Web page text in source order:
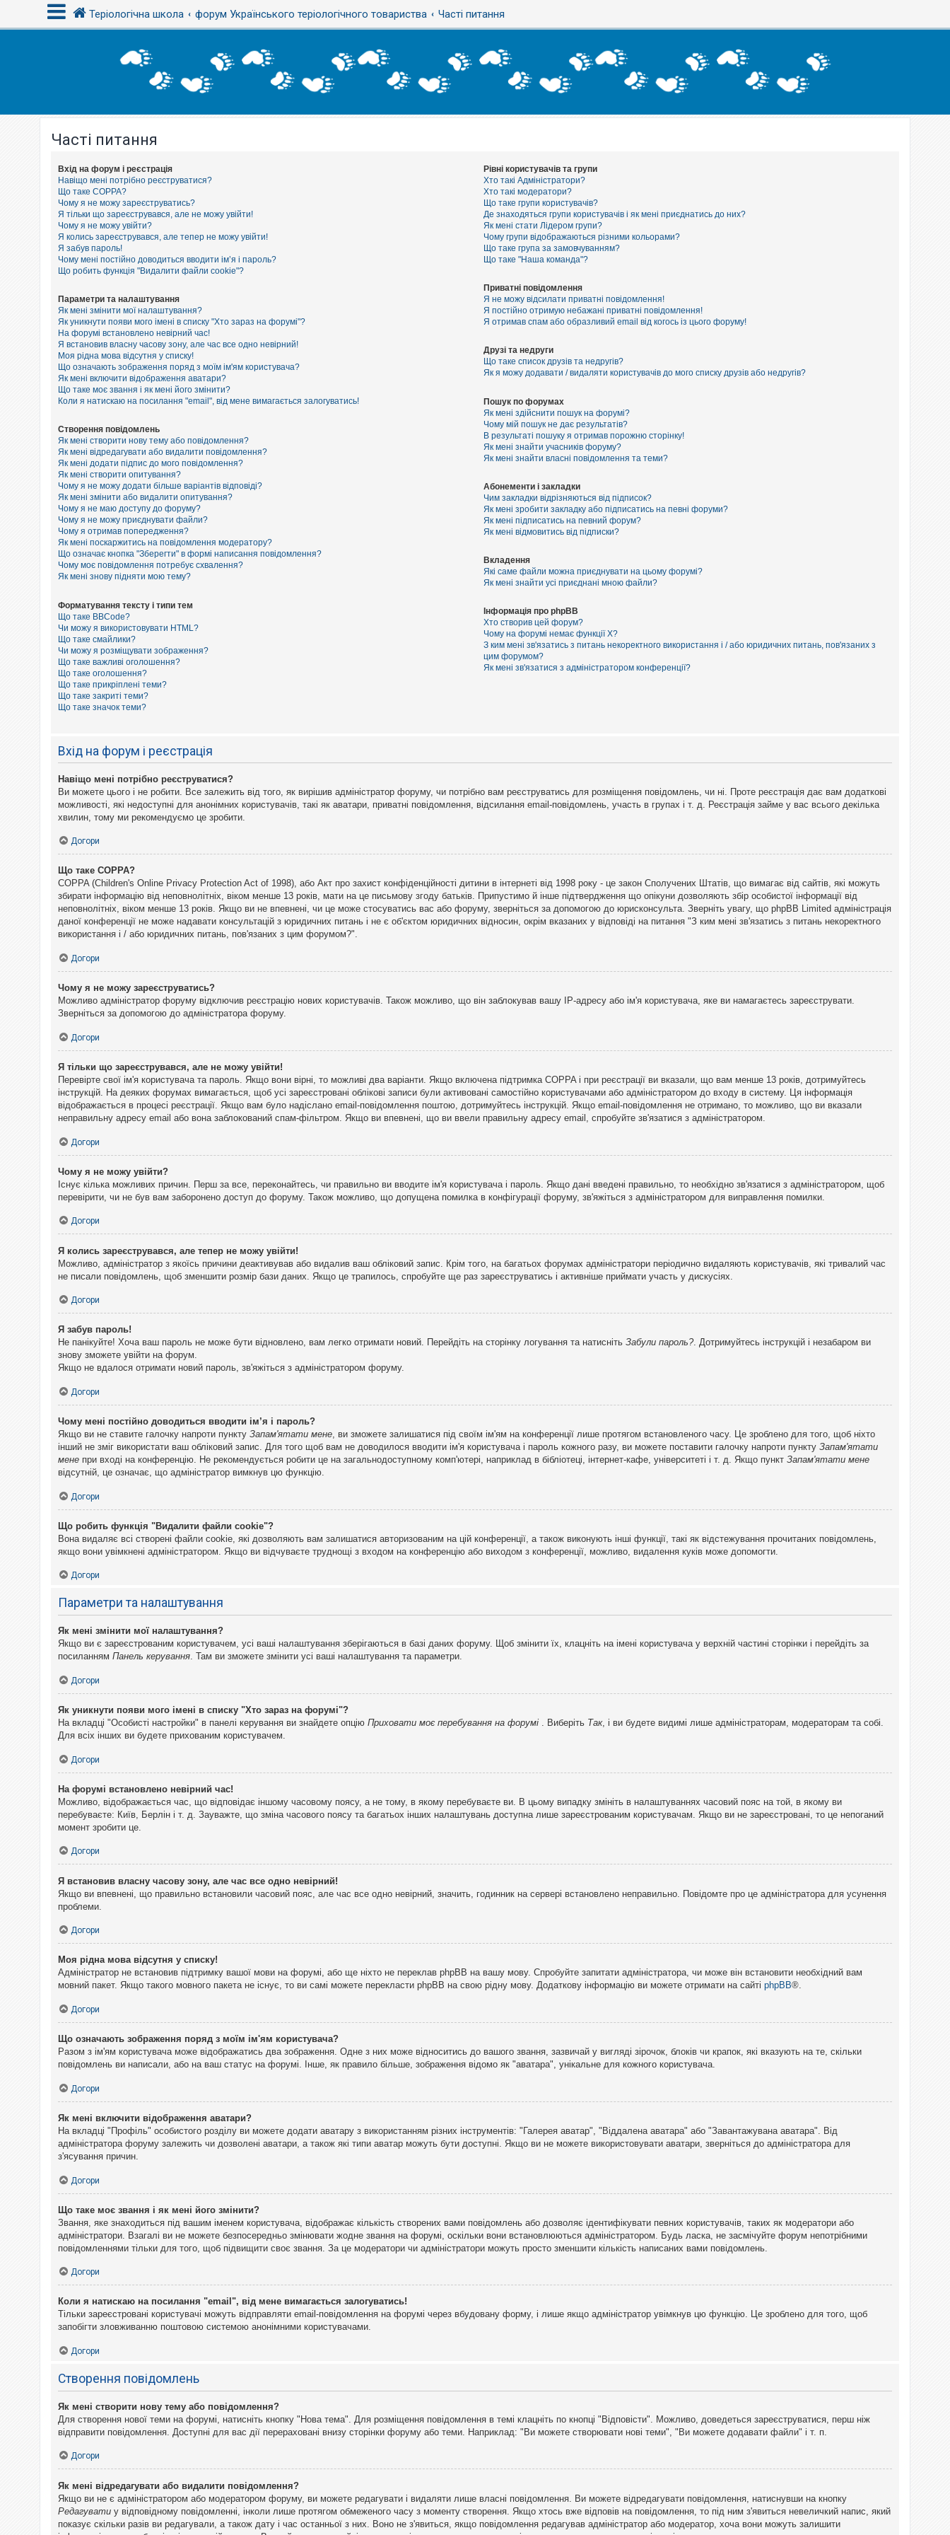
Теріологічна школа форум Українського теріологічного товариства Часті питання
Часті питання
Вхід на форум і реєстрація
Навіщо мені потрібно реєструватися?
Що таке COPPA?
Чому я не можу зареєструватись?
Я тільки що зареєструвався, але не можу увійти!
Чому я не можу увійти?
Я колись зареєструвався, але тепер не можу увійти!
Я забув пароль!
Чому мені постійно доводиться вводити ім’я і пароль?
Що робить функція "Видалити файли cookie"?
Параметри та налаштування
Як мені змінити мої налаштування?
Як уникнути появи мого імені в списку "Хто зараз на форумі"?
На форумі встановлено невірний час!
Я встановив власну часову зону, але час все одно невірний!
Моя рідна мова відсутня у списку!
Що означають зображення поряд з моїм ім'ям користувача?
Як мені включити відображення аватари?
Що таке моє звання і як мені його змінити?
Коли я натискаю на посилання "email", від мене вимагається залогуватись!
Створення повідомлень
Як мені створити нову тему або повідомлення?
Як мені відредагувати або видалити повідомлення?
Як мені додати підпис до мого повідомлення?
Як мені створити опитування?
Чому я не можу додати більше варіантів відповіді?
Як мені змінити або видалити опитування?
Чому я не маю доступу до форуму?
Чому я не можу приєднувати файли?
Чому я отримав попередження?
Як мені поскаржитись на повідомлення модератору?
Що означає кнопка "Зберегти" в формі написання повідомлення?
Чому моє повідомлення потребує схвалення?
Як мені знову підняти мою тему?
Форматування тексту і типи тем
Що таке BBCode?
Чи можу я використовувати HTML?
Що таке смайлики?
Чи можу я розміщувати зображення?
Що таке важливі оголошення?
Що таке оголошення?
Що таке прикріплені теми?
Що таке закриті теми?
Що таке значок теми?
Рівні користувачів та групи
Хто такі Адміністратори?
Хто такі модератори?
Що таке групи користувачів?
Де знаходяться групи користувачів і як мені приєднатись до них?
Як мені стати Лідером групи?
Чому групи відображаються різними кольорами?
Що таке група за замовчуванням?
Що таке "Наша команда"?
Приватні повідомлення
Я не можу відсилати приватні повідомлення!
Я постійно отримую небажані приватні повідомлення!
Я отримав спам або образливий email від когось із цього форуму!
Друзі та недруги
Що таке список друзів та недругів?
Як я можу додавати / видаляти користувачів до мого списку друзів або недругів?
Пошук по форумах
Як мені здійснити пошук на форумі?
Чому мій пошук не дає результатів?
В результаті пошуку я отримав порожню сторінку!
Як мені знайти учасників форуму?
Як мені знайти власні повідомлення та теми?
Абонементи і закладки
Чим закладки відрізняються від підписок?
Як мені зробити закладку або підписатись на певні форуми?
Як мені підписатись на певний форум?
Як мені відмовитись від підписки?
Вкладення
Які саме файли можна приєднувати на цьому форумі?
Як мені знайти усі приєднані мною файли?
Інформація про phpBB
Хто створив цей форум?
Чому на форумі немає функції X?
З ким мені зв'язатись з питань некоректного використання і / або юридичних питань, пов'язаних з
цим форумом?
Як мені зв'язатися з адміністратором конференції?
Вхід на форум і реєстрація
Навіщо мені потрібно реєструватися?
Ви можете цього і не робити. Все залежить від того, як вирішив адміністратор форуму, чи потрібно вам реєструватись для розміщення повідомлень, чи ні. Проте реєстрація дає вам додаткові
можливості, які недоступні для анонімних користувачів, такі як аватари, приватні повідомлення, відсилання email-повідомлень, участь в групах і т. д. Реєстрація займе у вас всього декілька
хвилин, тому ми рекомендуємо це зробити.
Догори
Що таке COPPA?
COPPA (Children's Online Privacy Protection Act of 1998), або Акт про захист конфіденційності дитини в інтернеті від 1998 року - це закон Сполучених Штатів, що вимагає від сайтів, які можуть
збирати інформацію від неповнолітніх, віком менше 13 років, мати на це письмову згоду батьків. Припустимо й інше підтвердження що опікуни дозволяють збір особистої інформації від
неповнолітніх, віком менше 13 років. Якщо ви не впевнені, чи це може стосуватись вас або форуму, зверніться за допомогою до юрисконсульта. Зверніть увагу, що phpBB Limited адміністрація
даної конференції не може надавати консультацій з юридичних питань і не є об'єктом юридичних відносин, окрім вказаних у відповіді на питання "З ким мені зв'язатись з питань некоректного
використання і / або юридичних питань, пов'язаних з цим форумом?".
Догори
Чому я не можу зареєструватись?
Можливо адміністратор форуму відключив реєстрацію нових користувачів. Також можливо, що він заблокував вашу IP-адресу або ім'я користувача, яке ви намагаєтесь зареєструвати.
Зверніться за допомогою до адміністратора форуму.
Догори
Я тільки що зареєструвався, але не можу увійти!
Перевірте свої ім'я користувача та пароль. Якщо вони вірні, то можливі два варіанти. Якщо включена підтримка COPPA і при реєстрації ви вказали, що вам менше 13 років, дотримуйтесь
інструкцій. На деяких форумах вимагається, щоб усі зареєстровані облікові записи були активовані самостійно користувачами або адміністратором до входу в систему. Ця інформація
відображається в процесі реєстрації. Якщо вам було надіслано email-повідомлення поштою, дотримуйтесь інструкцій. Якщо email-повідомлення не отримано, то можливо, що ви вказали
неправильну адресу email або вона заблокований спам-фільтром. Якщо ви впевнені, що ви ввели правильну адресу email, спробуйте зв'язатися з адміністратором.
Догори
Чому я не можу увійти?
Існує кілька можливих причин. Перш за все, переконайтесь, чи правильно ви вводите ім'я користувача і пароль. Якщо дані введені правильно, то необхідно зв'язатися з адміністратором, щоб
перевірити, чи не був вам заборонено доступ до форуму. Також можливо, що допущена помилка в конфігурації форуму, зв'яжіться з адміністратором для виправлення помилки.
Догори
Я колись зареєструвався, але тепер не можу увійти!
Можливо, адміністратор з якоїсь причини деактивував або видалив ваш обліковий запис. Крім того, на багатьох форумах адміністратори періодично видаляють користувачів, які тривалий час
не писали повідомлень, щоб зменшити розмір бази даних. Якщо це трапилось, спробуйте ще раз зареєструватись і активніше приймати участь у дискусіях.
Догори
Я забув пароль!
Не панікуйте! Хоча ваш пароль не може бути відновлено, вам легко отримати новий. Перейдіть на сторінку логування та натисніть Забули пароль?. Дотримуйтесь інструкцій і незабаром ви
знову зможете увійти на форум.
Якщо не вдалося отримати новий пароль, зв'яжіться з адміністратором форуму.
Догори
Чому мені постійно доводиться вводити ім’я і пароль?
Якщо ви не ставите галочку напроти пункту Запам'ятати мене, ви зможете залишатися під своїм ім'ям на конференції лише протягом встановленого часу. Це зроблено для того, щоб ніхто
інший не зміг використати ваш обліковий запис. Для того щоб вам не доводилося вводити ім'я користувача і пароль кожного разу, ви можете поставити галочку напроти пункту Запам'ятати
мене при вході на конференцію. Не рекомендується робити це на загальнодоступному комп'ютері, наприклад в бібліотеці, інтернет-кафе, університеті і т. д. Якщо пункт Запам'ятати мене
відсутній, це означає, що адміністратор вимкнув цю функцію.
Догори
Що робить функція "Видалити файли cookie"?
Вона видаляє всі створені файли cookie, які дозволяють вам залишатися авторизованим на цій конференції, а також виконують інші функції, такі як відстежування прочитаних повідомлень,
якщо вони увімкнені адміністратором. Якщо ви відчуваєте труднощі з входом на конференцію або виходом з конференції, можливо, видалення куків може допомогти.
Догори
Параметри та налаштування
Як мені змінити мої налаштування?
Якщо ви є зареєстрованим користувачем, усі ваші налаштування зберігаються в базі даних форуму. Щоб змінити їх, клацніть на імені користувача у верхній частині сторінки і перейдіть за
посиланням Панель керування. Там ви зможете змінити усі ваші налаштування та параметри.
Догори
Як уникнути появи мого імені в списку "Хто зараз на форумі"?
На вкладці "Особисті настройки" в панелі керування ви знайдете опцію Приховати моє перебування на форумі . Виберіть Так, і ви будете видимі лише адміністраторам, модераторам та собі.
Для всіх інших ви будете прихованим користувачем.
Догори
На форумі встановлено невірний час!
Можливо, відображається час, що відповідає іншому часовому поясу, а не тому, в якому перебуваєте ви. В цьому випадку змініть в налаштуваннях часовий пояс на той, в якому ви
перебуваєте: Київ, Берлін і т. д. Зауважте, що зміна часового поясу та багатьох інших налаштувань доступна лише зареєстрованим користувачам. Якщо ви не зареєстровані, то це непоганий
момент зробити це.
Догори
Я встановив власну часову зону, але час все одно невірний!
Якщо ви впевнені, що правильно встановили часовий пояс, але час все одно невірний, значить, годинник на сервері встановлено неправильно. Повідомте про це адміністратора для усунення
проблеми.
Догори
Моя рідна мова відсутня у списку!
Адміністратор не встановив підтримку вашої мови на форумі, або ще ніхто не переклав phpBB на вашу мову. Спробуйте запитати адміністратора, чи може він встановити необхідний вам
мовний пакет. Якщо такого мовного пакета не існує, то ви самі можете перекласти phpBB на свою рідну мову. Додаткову інформацію ви можете отримати на сайті phpBB®.
Догори
Що означають зображення поряд з моїм ім'ям користувача?
Разом з ім'ям користувача може відображатись два зображення. Одне з них може відноситись до вашого звання, зазвичай у вигляді зірочок, блоків чи крапок, які вказують на те, скільки
повідомлень ви написали, або на ваш статус на форумі. Інше, як правило більше, зображення відомо як "аватара", унікальне для кожного користувача.
Догори
Як мені включити відображення аватари?
На вкладці "Профіль" особистого розділу ви можете додати аватару з використанням різних інструментів: "Галерея аватар", "Віддалена аватара" або "Завантажувана аватара". Від
адміністратора форуму залежить чи дозволені аватари, а також які типи аватар можуть бути доступні. Якщо ви не можете використовувати аватари, зверніться до адміністратора для
з'ясування причин.
Догори
Що таке моє звання і як мені його змінити?
Звання, яке знаходиться під вашим іменем користувача, відображає кількість створених вами повідомлень або дозволяє ідентифікувати певних користувачів, таких як модератори або
адміністратори. Взагалі ви не можете безпосередньо змінювати жодне звання на форумі, оскільки вони встановлюються адміністратором. Будь ласка, не засмічуйте форум непотрібними
повідомленнями тільки для того, щоб підвищити своє звання. За це модератори чи адміністратори можуть просто зменшити кількість написаних вами повідомлень.
Догори
Коли я натискаю на посилання "email", від мене вимагається залогуватись!
Тільки зареєстровані користувачі можуть відправляти email-повідомлення на форумі через вбудовану форму, і лише якщо адміністратор увімкнув цю функцію. Це зроблено для того, щоб
запобігти зловживанню поштовою системою анонімними користувачами.
Догори
Створення повідомлень
Як мені створити нову тему або повідомлення?
Для створення нової теми на форумі, натисніть кнопку "Нова тема". Для розміщення повідомлення в темі клацніть по кнопці "Відповісти". Можливо, доведеться зареєструватися, перш ніж
відправити повідомлення. Доступні для вас дії перераховані внизу сторінки форуму або теми. Наприклад: "Ви можете створювати нові теми", "Ви можете додавати файли" і т. п.
Догори
Як мені відредагувати або видалити повідомлення?
Якщо ви не є адміністратором або модератором форуму, ви можете редагувати і видаляти лише власні повідомлення. Ви можете відредагувати повідомлення, натиснувши на кнопку
Редагувати у відповідному повідомленні, інколи лише протягом обмеженого часу з моменту створення. Якщо хтось вже відповів на повідомлення, то під ним з'явиться невеличкий напис, який
показує скільки разів ви редагували, а також дату і час останньої з них. Воно не з'явиться, якщо повідомлення редагував адміністратор або модератор, хоча вони можуть залишити